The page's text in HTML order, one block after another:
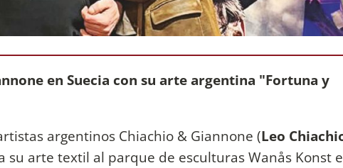
en Suecia con su arte argentina "Fortuna y
argentinos Chiachio & Giannone (Leo
su arte textil al parque de esculturas Wanås Konst